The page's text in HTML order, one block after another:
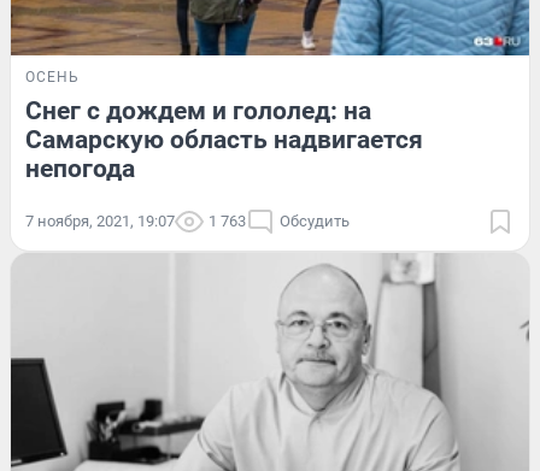
ОСЕНЬ
Снег с дождем и гололед: на
Самарскую область надвигается
непогода
7 ноября, 2021, 19:07 1 763 Обсудить